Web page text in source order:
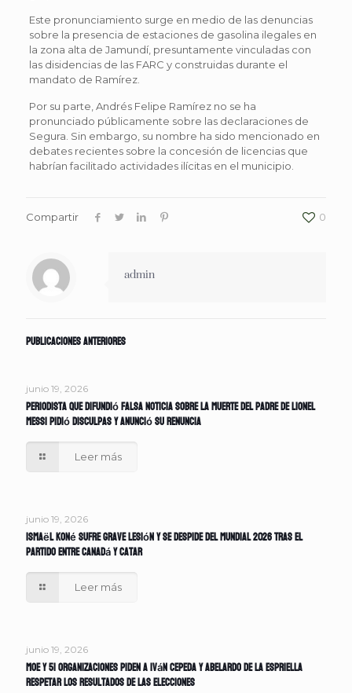
Este pronunciamiento surge en medio de las denuncias
sobre la presencia de estaciones de gasolina ilegales en
la zona alta de Jamundí, presuntamente vinculadas con
las disidencias de las FARC y construidas durante el
mandato de Ramírez.
Por su parte, Andrés Felipe Ramírez no se ha
pronunciado públicamente sobre las declaraciones de
Segura. Sin embargo, su nombre ha sido mencionado en
debates recientes sobre la concesión de licencias que
habrían facilitado actividades ilícitas en el municipio.
Compartir 0
admin
Publicaciones anteriores
junio 19, 2026
Periodista que difundió falsa noticia sobre la muerte del padre de Lionel
Messi pidió disculpas y anunció su renuncia
Leer más
junio 19, 2026
Ismaël Koné sufre grave lesión y se despide del Mundial 2026 tras el
partido entre Canadá y Catar
Leer más
junio 19, 2026
MOE y 51 organizaciones piden a Iván Cepeda y Abelardo de la Espriella
respetar los resultados de las elecciones